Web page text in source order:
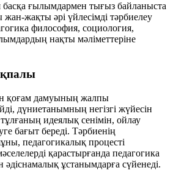
ғылымдармен тығыз байланыста
жақты әрі үйлесімді тәрбиелеу
философия, социология,
нақты мәліметтеріне
қоғам дамуының жалпы
дүниетанымның негізгі жүйесін
идеялық сенімін, ойлау
бағыт береді. Тәрбиенің
педагогикалық процесті
қарастырғанда педагогика
ұстанымдарға сүйенеді.